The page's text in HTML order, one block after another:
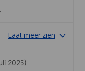
Laat meer zien
2025)